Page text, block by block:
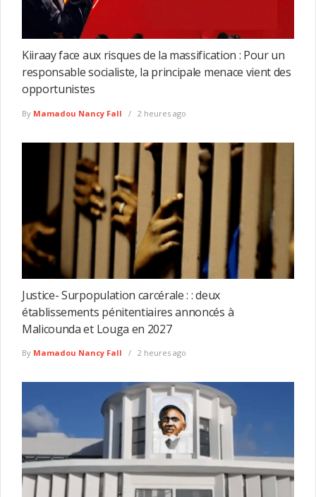
Kiiraay face aux risques de la massification : Pour un
responsable socialiste, la principale menace vient des
opportunistes
By Mamadou Nancy Fall 2 heures ago
Justice- Surpopulation carcérale : : deux
établissements pénitentiaires annoncés à
Malicounda et Louga en 2027
By Mamadou Nancy Fall 2 heures ago